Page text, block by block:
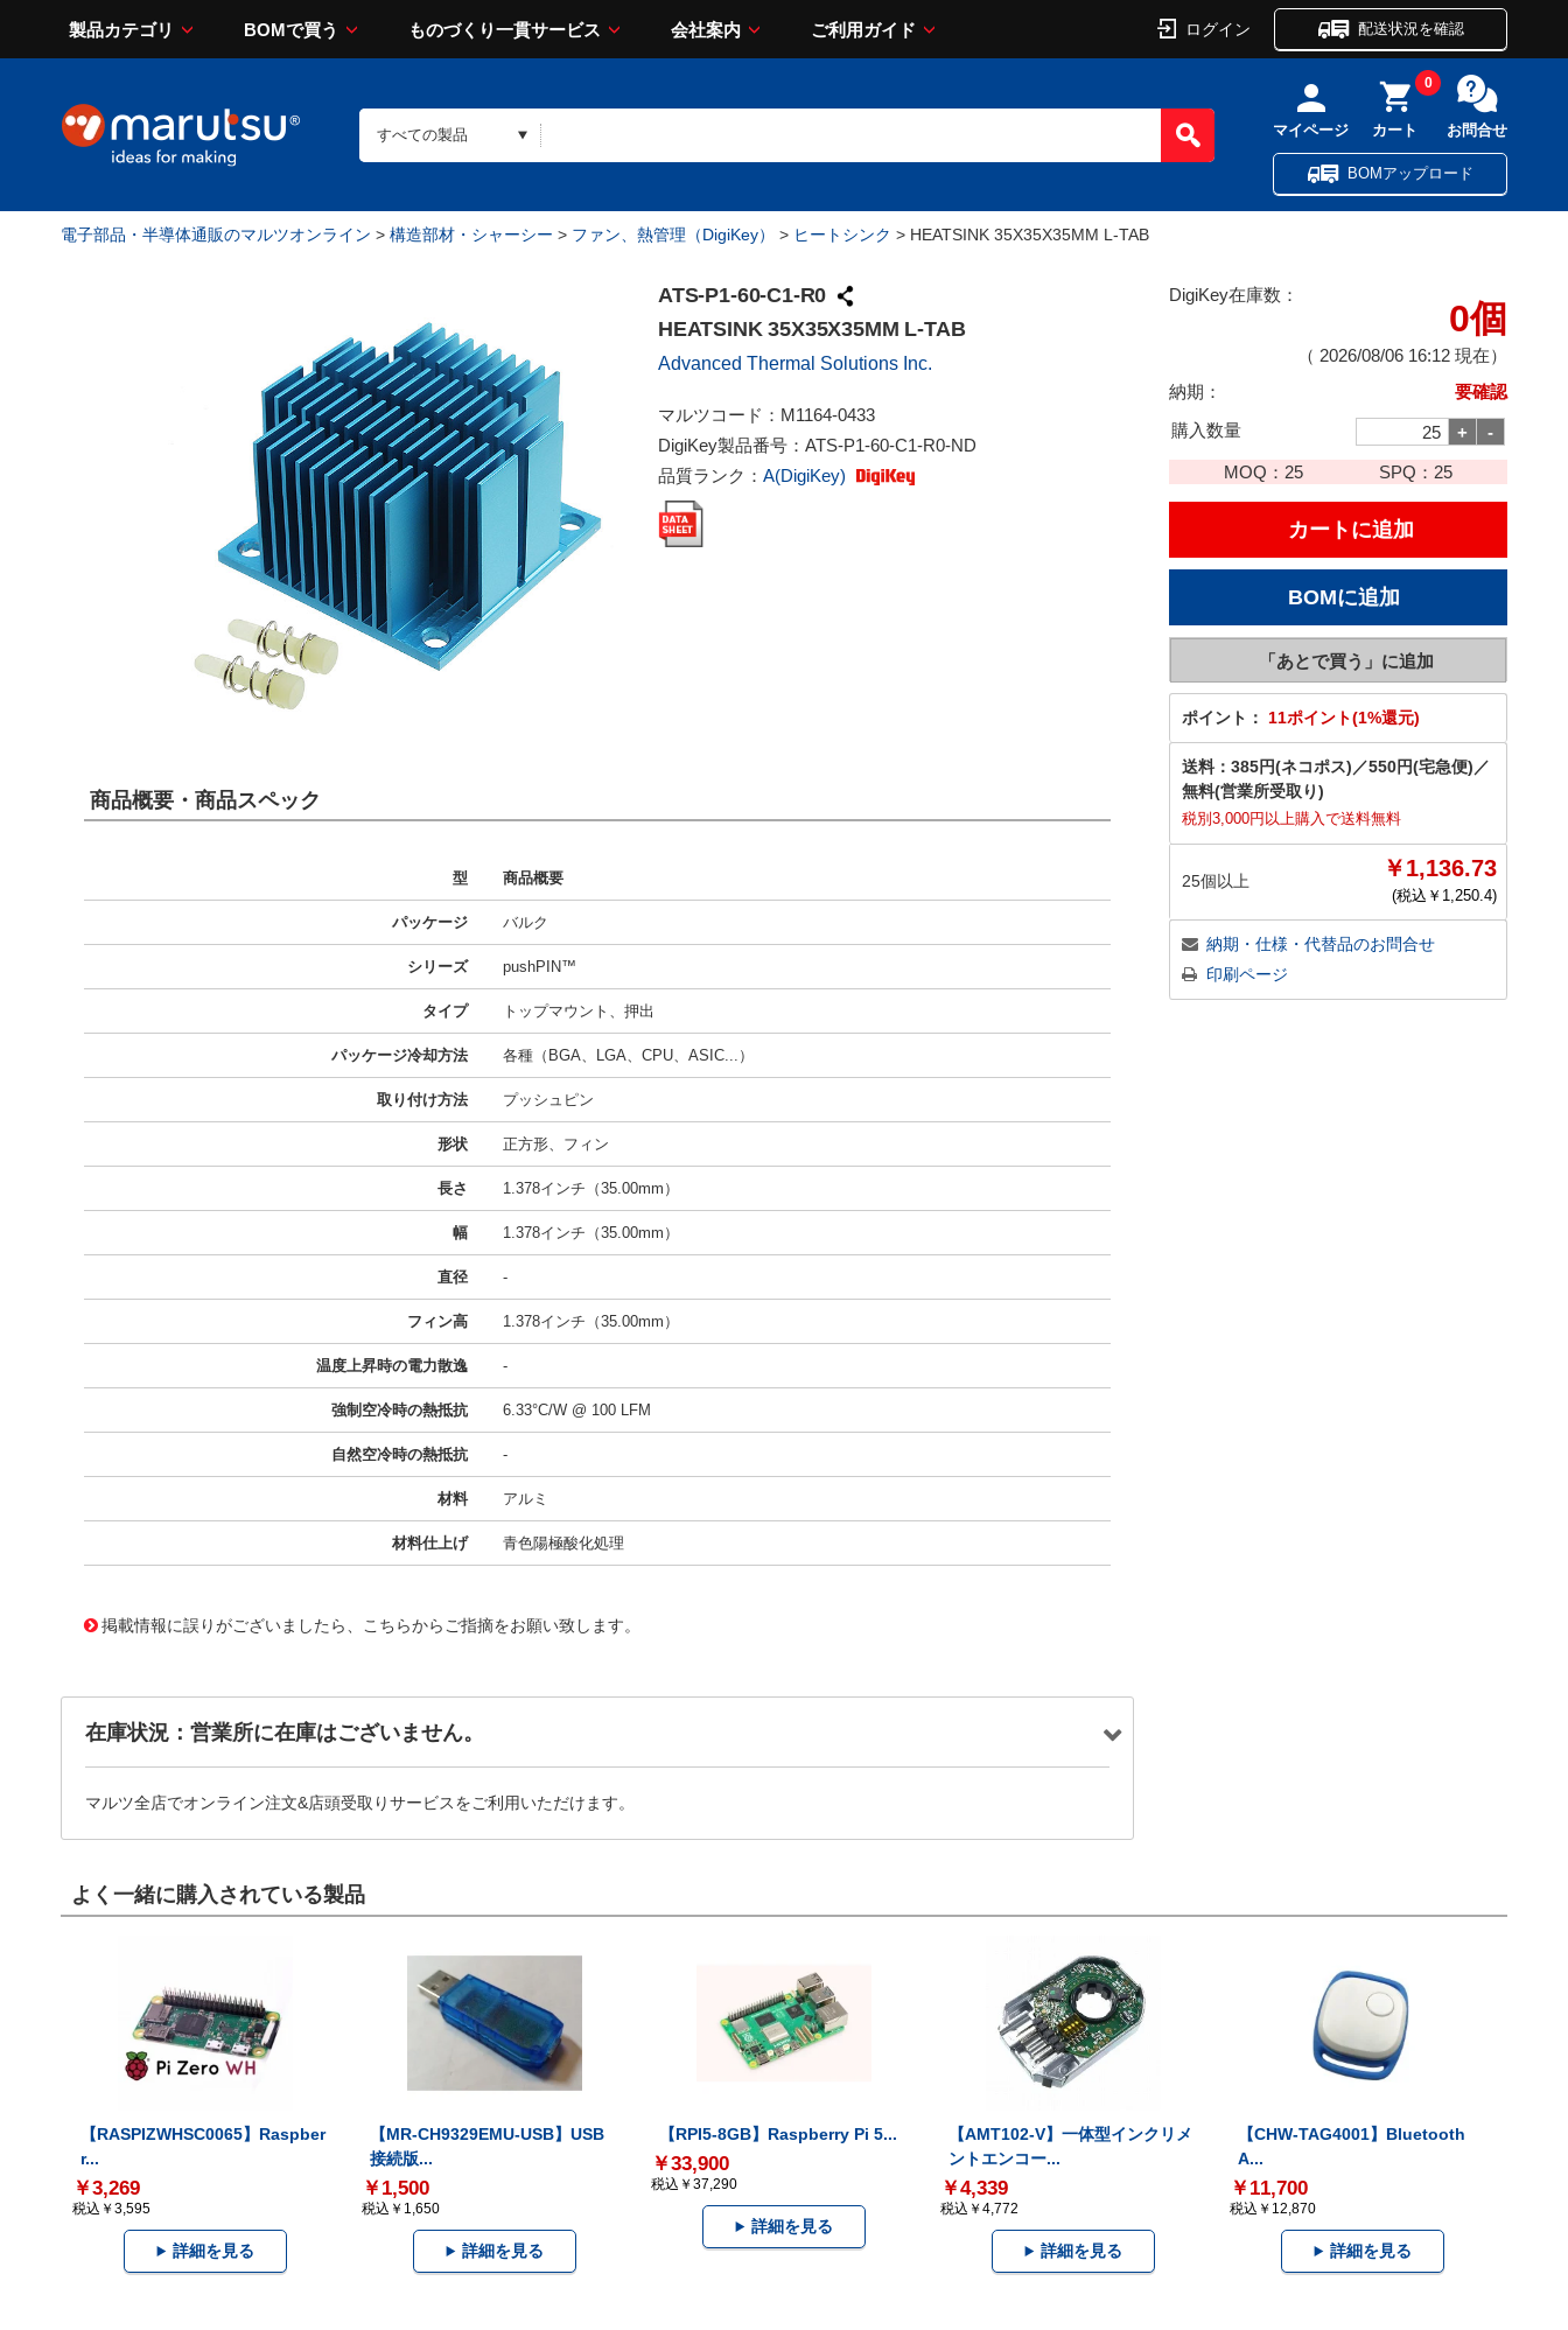
製品カテゴリ BOMで買う ものづくり一貫サービス 会社案内 ご利用ガイド ログイン 配送状況を確認
マイページ カート
0
お問合せ
BOMアップロード
電子部品・半導体通販のマルツオンライン > 構造部材・シャーシー > ファン、熱管理（DigiKey） > ヒートシンク > HEATSINK 35X35X35MM L-TAB
ATS-P1-60-C1-R0
HEATSINK 35X35X35MM L-TAB
Advanced Thermal Solutions Inc.
マルツコード： M1164-0433
DigiKey製品番号： ATS-P1-60-C1-R0-ND
品質ランク： A(DigiKey)
DigiKey在庫数：
0個
（ 2026/08/06 16:12 現在）
納期：
要確認
購入数量
MOQ： 25 SPQ： 25
ポイント： 11ポイント(1%還元)
送料： 385円(ネコポス) ／550円(宅急便) ／
無料(営業所受取り)
税別3,000円以上購入で送料無料
25個以上 ￥1,136.73
(税込￥ 1,250.4)
納期・仕様・代替品のお問合せ
印刷ページ
商品概要・商品スペック
型 商品概要
パッケージ バルク
シリーズ pushPIN™
タイプ トップマウント、押出
パッケージ冷却方法 各種（BGA、LGA、CPU、ASIC...）
取り付け方法 プッシュピン
形状 正方形、フィン
長さ 1.378インチ（35.00mm）
幅 1.378インチ（35.00mm）
直径 -
フィン高 1.378インチ（35.00mm）
温度上昇時の電力散逸 -
強制空冷時の熱抵抗 6.33°C/W @ 100 LFM
自然空冷時の熱抵抗 -
材料 アルミ
材料仕上げ 青色陽極酸化処理
掲載情報に誤りがございましたら、こちらからご指摘をお願い致します。
在庫状況：営業所に在庫はございません。
マルツ全店でオンライン注文&店頭受取りサービスをご利用いただけます。
よく一緒に購入されている製品
【RASPIZWHSC0065】Raspber
r...
￥3,269
税込￥3,595
詳細を見る
【MR-CH9329EMU-USB】USB
接続版...
￥1,500
税込￥1,650
詳細を見る
【RPI5-8GB】Raspberry Pi 5...
￥33,900
税込￥37,290
詳細を見る
【AMT102-V】一体型インクリメ
ントエンコー...
￥4,339
税込￥4,772
詳細を見る
【CHW-TAG4001】Bluetooth
A...
￥11,700
税込￥12,870
詳細を見る